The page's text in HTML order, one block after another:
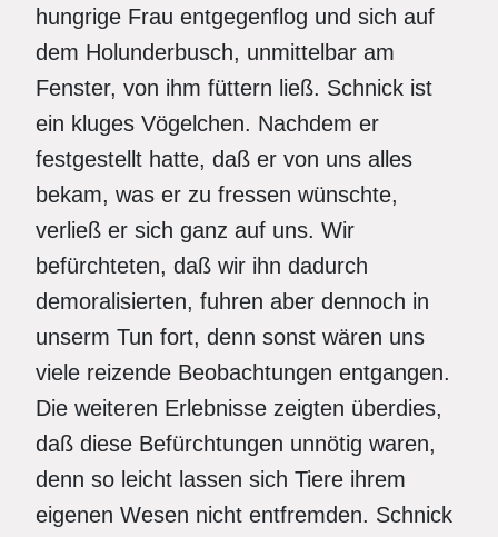
hungrige Frau entgegenflog und sich auf
dem Holunderbusch, unmittelbar am
Fenster, von ihm füttern ließ. Schnick ist
ein kluges Vögelchen. Nachdem er
festgestellt hatte, daß er von uns alles
bekam, was er zu fressen wünschte,
verließ er sich ganz auf uns. Wir
befürchteten, daß wir ihn dadurch
demoralisierten, fuhren aber dennoch in
unserm Tun fort, denn sonst wären uns
viele reizende Beobachtungen entgangen.
Die weiteren Erlebnisse zeigten überdies,
daß diese Befürchtungen unnötig waren,
denn so leicht lassen sich Tiere ihrem
eigenen Wesen nicht entfremden. Schnick